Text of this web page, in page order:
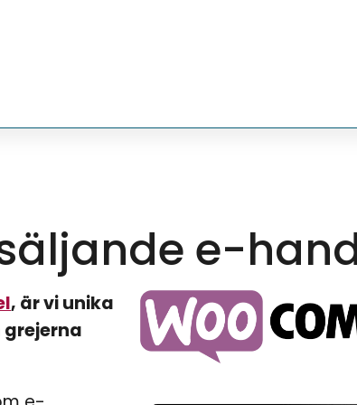
e-
, är vi unika